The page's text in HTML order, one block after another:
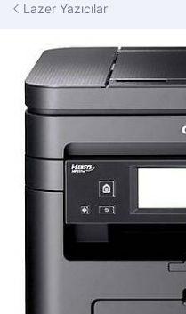
Lazer Yazıcılar